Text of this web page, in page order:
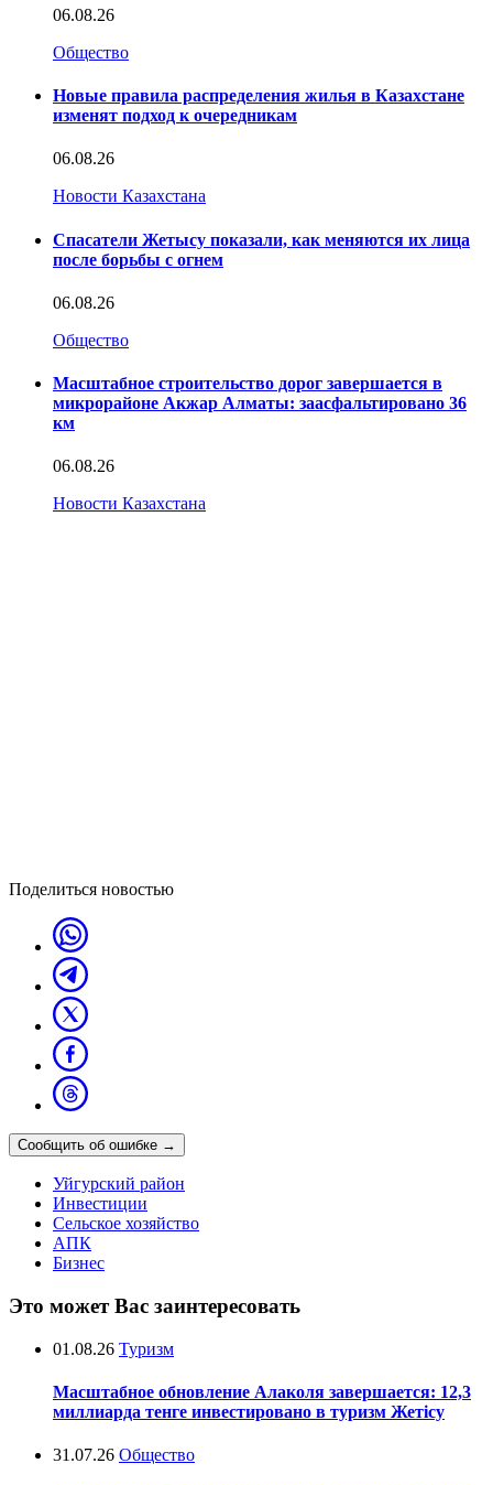
06.08.26
Общество
Новые правила распределения жилья в Казахстане
изменят подход к очередникам
06.08.26
Новости Казахстана
Спасатели Жетысу показали, как меняются их лица
после борьбы с огнем
06.08.26
Общество
Масштабное строительство дорог завершается в
микрорайоне Акжар Алматы: заасфальтировано 36
км
06.08.26
Новости Казахстана
Поделиться новостью
Сообщить об ошибке →
Уйгурский район
Инвестиции
Сельское хозяйство
АПК
Бизнес
Это может Вас заинтересовать
01.08.26 Туризм
Масштабное обновление Алаколя завершается: 12,3
миллиарда тенге инвестировано в туризм Жетісу
31.07.26 Общество